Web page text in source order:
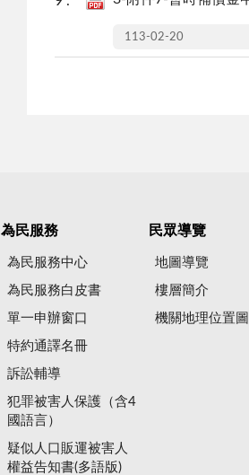
113-02-20
為民服務
為民服務中心
為民服務白皮書
單一申辦窗口
特約通譯名冊
訴訟輔導
犯罪被害人保護（含4
國語言）
疑似人口販運被害人
權益告知書(多語版)
民眾導覽
地圖導覽
樓層簡介
機關地理位置圖